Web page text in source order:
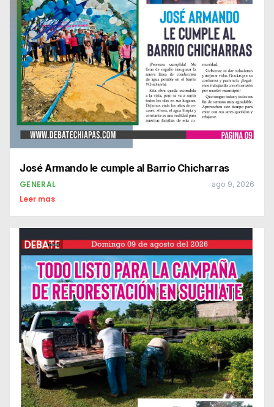
José Armando le cumple al Barrio Chicharras
GENERAL ago 9, 2026
Leer mas